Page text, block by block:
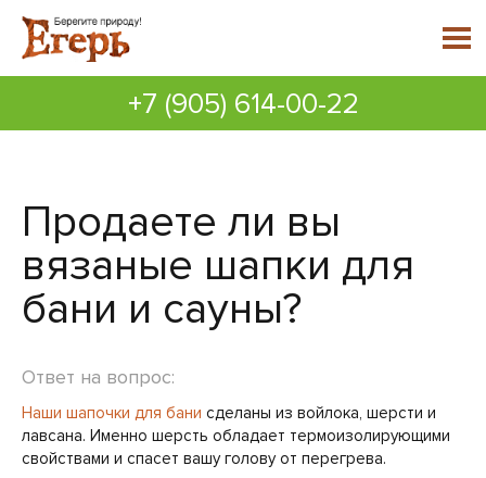
+7 (905) 614-00-22
Продаете ли вы
вязаные шапки для
бани и сауны?
Ответ на вопрос:
Наши шапочки для бани сделаны из войлока, шерсти и
лавсана. Именно шерсть обладает термоизолирующими
свойствами и спасет вашу голову от перегрева.